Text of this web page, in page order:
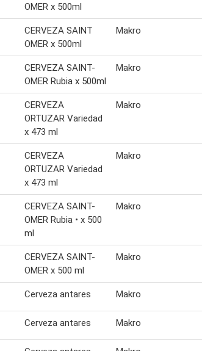
OMER x 500ml
CERVEZA SAINT
OMER x 500ml
Makro
CERVEZA SAINT-
OMER Rubia x 500ml
Makro
CERVEZA
ORTUZAR Variedad
x 473 ml
Makro
CERVEZA
ORTUZAR Variedad
x 473 ml
Makro
CERVEZA SAINT-
OMER Rubia • x 500
ml
Makro
CERVEZA SAINT-
OMER x 500 ml
Makro
Cerveza antares Makro
Cerveza antares Makro